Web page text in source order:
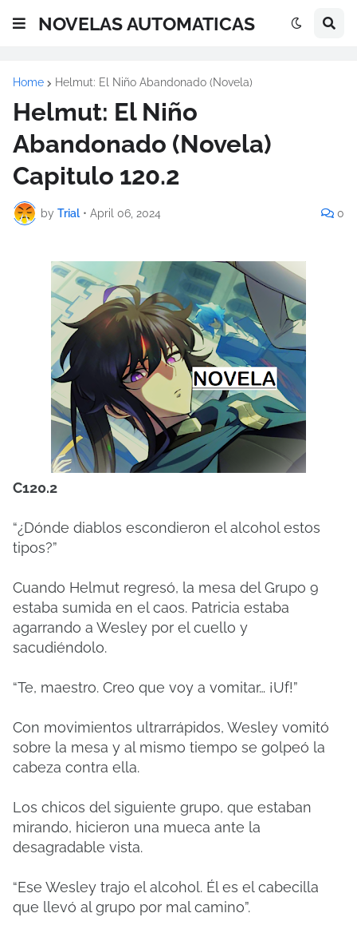
NOVELAS AUTOMATICAS
Home Helmut: El Niño Abandonado (Novela)
Helmut: El Niño
Abandonado (Novela)
Capitulo 120.2
by Trial • April 06, 2024 0
C120.2
“¿Dónde diablos escondieron el alcohol estos
tipos?”
Cuando Helmut regresó, la mesa del Grupo 9
estaba sumida en el caos. Patricia estaba
agarrando a Wesley por el cuello y
sacudiéndolo.
“Te, maestro. Creo que voy a vomitar… ¡Uf!”
Con movimientos ultrarrápidos, Wesley vomitó
sobre la mesa y al mismo tiempo se golpeó la
cabeza contra ella.
Los chicos del siguiente grupo, que estaban
mirando, hicieron una mueca ante la
desagradable vista.
“Ese Wesley trajo el alcohol. Él es el cabecilla
que llevó al grupo por mal camino”.